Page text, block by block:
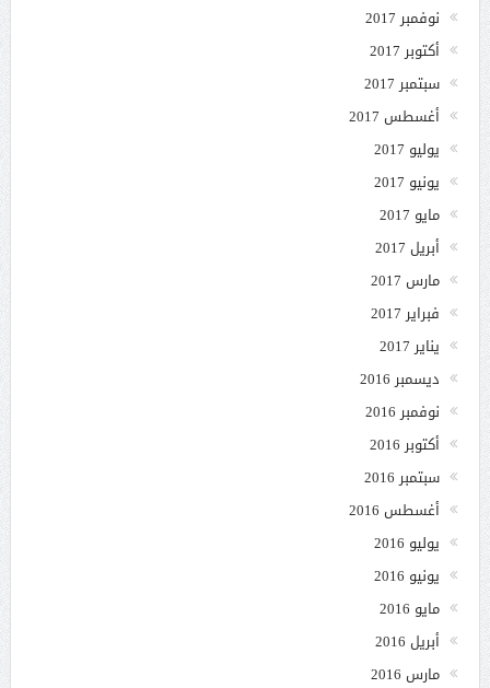
نوفمبر 2017
أكتوبر 2017
سبتمبر 2017
أغسطس 2017
يوليو 2017
يونيو 2017
مايو 2017
أبريل 2017
مارس 2017
فبراير 2017
يناير 2017
ديسمبر 2016
نوفمبر 2016
أكتوبر 2016
سبتمبر 2016
أغسطس 2016
يوليو 2016
يونيو 2016
مايو 2016
أبريل 2016
مارس 2016